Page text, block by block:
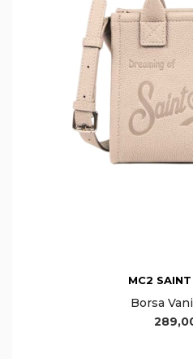
MC2
Borsa